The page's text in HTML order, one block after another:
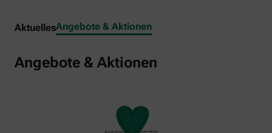
AktuellesAngebote & Aktionen
Angebote & Aktionen